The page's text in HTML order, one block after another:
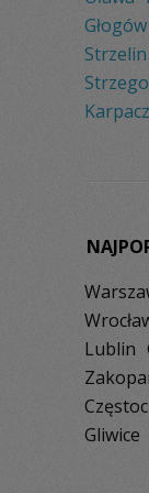
Głogów
Strzelin
Karpacz
Lublin
Gliwice